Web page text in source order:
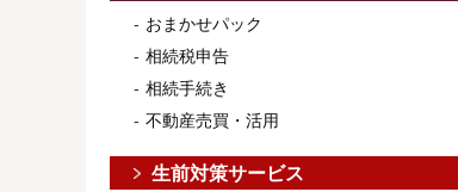
おまかせパック
相続税申告
相続手続き
不動産売買・活用
生前対策サービス